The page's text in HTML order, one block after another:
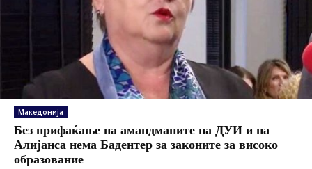
Македонија
Без прифаќање на амандманите на ДУИ и на
Алијанса нема Бадентер за законите за високо
образование